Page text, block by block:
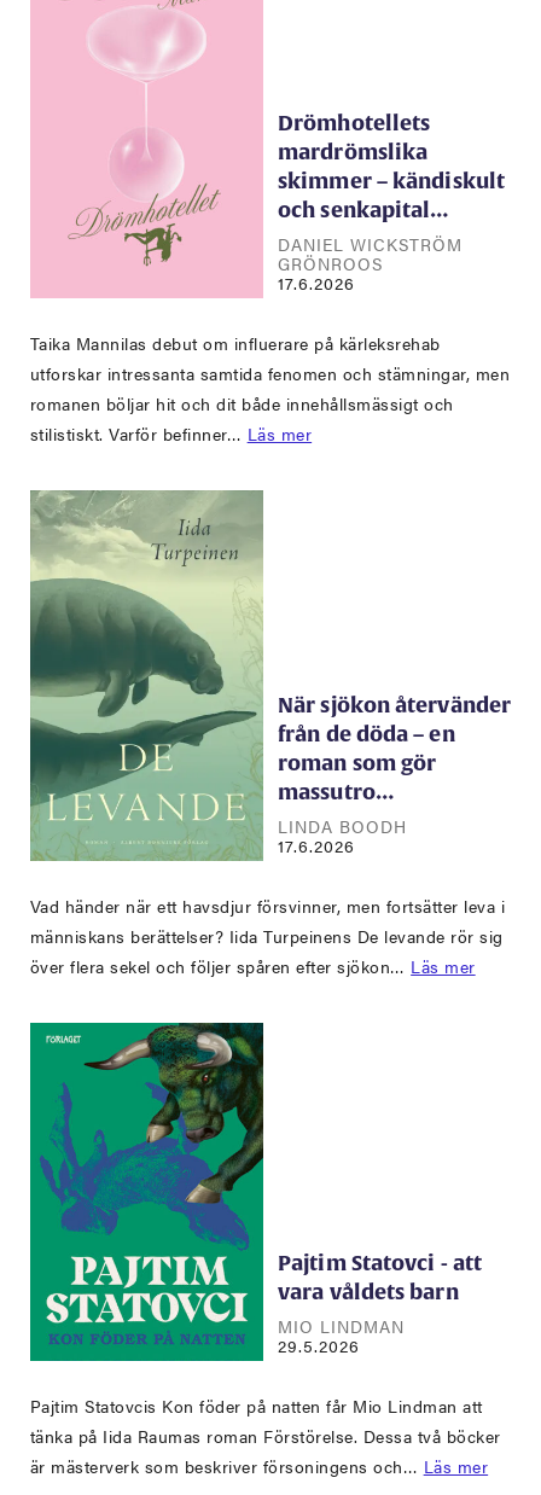
Drömhotellets
mardrömslika
skimmer – kändiskult
och senkapital…
DANIEL WICKSTRÖM
GRÖNROOS
17.6.2026
Taika Mannilas debut om influerare på kärleksrehab
utforskar intressanta samtida fenomen och stämningar, men
romanen böljar hit och dit både innehållsmässigt och
stilistiskt. Varför befinner… Läs mer
När sjökon återvänder
från de döda – en
roman som gör
massutro…
LINDA BOODH
17.6.2026
Vad händer när ett havsdjur försvinner, men fortsätter leva i
människans berättelser? Iida Turpeinens De levande rör sig
över flera sekel och följer spåren efter sjökon… Läs mer
Pajtim Statovci - att
vara våldets barn
MIO LINDMAN
29.5.2026
Pajtim Statovcis Kon föder på natten får Mio Lindman att
tänka på Iida Raumas roman Förstörelse. Dessa två böcker
är mästerverk som beskriver försoningens och… Läs mer